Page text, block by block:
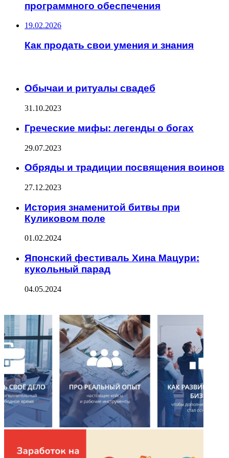
программного обеспечения
19.02.2026
Как продать свои умения и знания
Обычаи и ритуалы свадеб
31.10.2023
Греческие мифы: легенды о богах
29.07.2023
Обряды и традиции посвящения воинов
27.12.2023
История знаменитой битвы при
Куликовом поле
01.02.2024
Японский фестиваль Хина Мацури:
кукольный парад
04.05.2024